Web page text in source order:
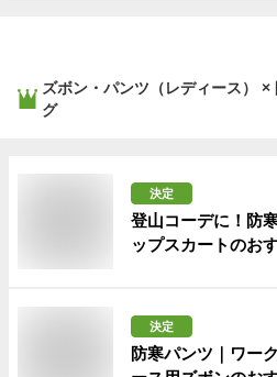
ズボン・パンツ（レディース） ×
グ
決定
登山コーデに！防
ップスカートのお
決定
防寒パンツ｜ワー